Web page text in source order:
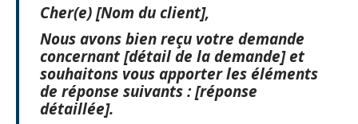
Cher(e) [Nom du client],
Nous avons bien reçu votre demande
concernant [détail de la demande] et
souhaitons vous apporter les éléments
de réponse suivants : [réponse
détaillée].